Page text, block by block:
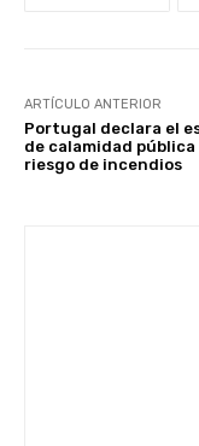
ARTÍCULO ANTERIOR
Portugal declara el
de calamidad pública
riesgo de incendios